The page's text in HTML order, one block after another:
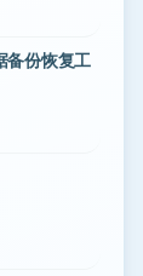
备份恢复工